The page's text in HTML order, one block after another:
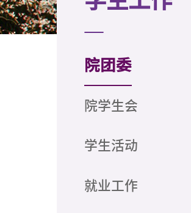
学生工作
院团委
院学生会
学生活动